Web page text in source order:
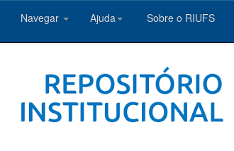
Navegar Ajuda Sobre o RIUFS